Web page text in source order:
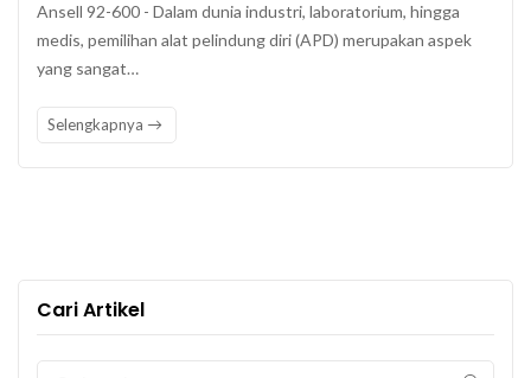
Ansell 92-600 - Dalam dunia industri, laboratorium, hingga
medis, pemilihan alat pelindung diri (APD) merupakan aspek
yang sangat…
Selengkapnya
Cari Artikel